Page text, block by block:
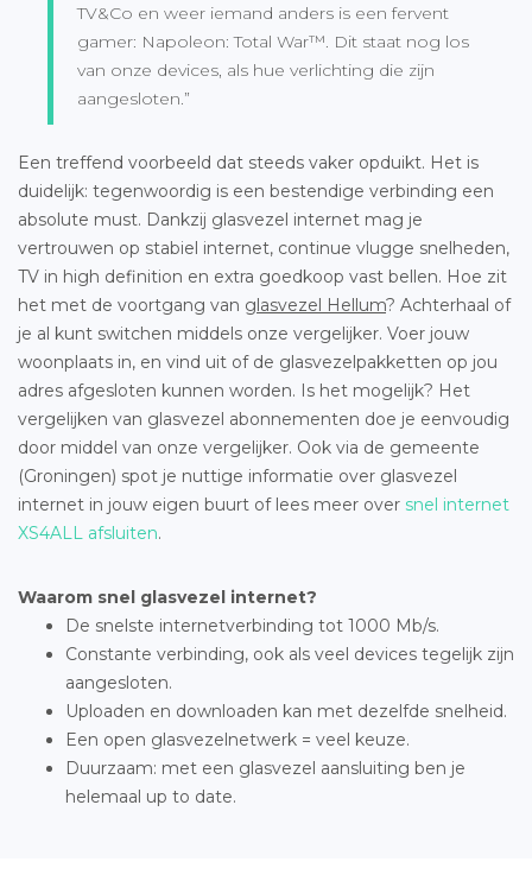
TV&Co en weer iemand anders is een fervent
gamer: Napoleon: Total War™. Dit staat nog los
van onze devices, als hue verlichting die zijn
aangesloten.”
Een treffend voorbeeld dat steeds vaker opduikt. Het is
duidelijk: tegenwoordig is een bestendige verbinding een
absolute must. Dankzij glasvezel internet mag je
vertrouwen op stabiel internet, continue vlugge snelheden,
TV in high definition en extra goedkoop vast bellen. Hoe zit
het met de voortgang van glasvezel Hellum? Achterhaal of
je al kunt switchen middels onze vergelijker. Voer jouw
woonplaats in, en vind uit of de glasvezelpakketten op jou
adres afgesloten kunnen worden. Is het mogelijk? Het
vergelijken van glasvezel abonnementen doe je eenvoudig
door middel van onze vergelijker. Ook via de gemeente
(Groningen) spot je nuttige informatie over glasvezel
internet in jouw eigen buurt of lees meer over snel internet
XS4ALL afsluiten.
Waarom snel glasvezel internet?
De snelste internetverbinding tot 1000 Mb/s.
Constante verbinding, ook als veel devices tegelijk zijn
aangesloten.
Uploaden en downloaden kan met dezelfde snelheid.
Een open glasvezelnetwerk = veel keuze.
Duurzaam: met een glasvezel aansluiting ben je
helemaal up to date.